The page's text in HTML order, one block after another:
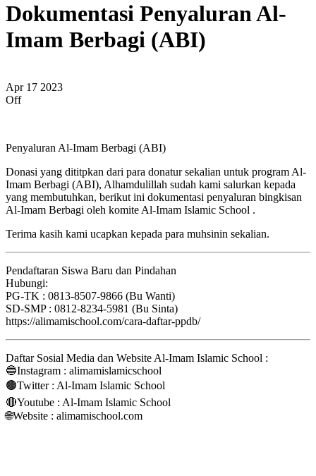
Dokumentasi Penyaluran Al-
Imam Berbagi (ABI)
Apr 17 2023
Off
Penyaluran Al-Imam Berbagi (ABI)
Donasi yang dititpkan dari para donatur sekalian untuk program Al-
Imam Berbagi (ABI), Alhamdulillah sudah kami salurkan kepada
yang membutuhkan, berikut ini dokumentasi penyaluran bingkisan
Al-Imam Berbagi oleh komite Al-Imam Islamic School .
Terima kasih kami ucapkan kepada para muhsinin sekalian.
Pendaftaran Siswa Baru dan Pindahan
Hubungi:
PG-TK : 0813-8507-9866 (Bu Wanti)
SD-SMP : 0812-8234-5981 (Bu Sinta)
https://alimamischool.com/cara-daftar-ppdb/
Daftar Sosial Media dan Website Al-Imam Islamic School :
🔵Instagram : alimamislamicschool
🟤Twitter : Al-Imam Islamic School
🔴Youtube : Al-Imam Islamic School
🌐Website : alimamischool.com